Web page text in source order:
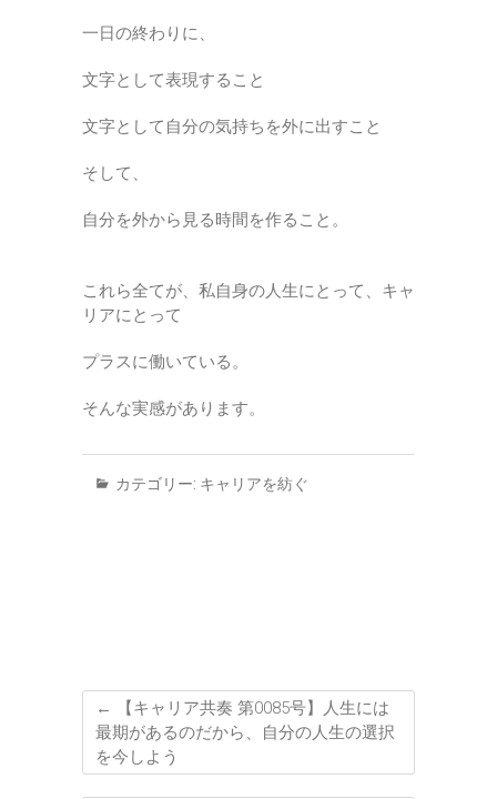
一日の終わりに、
文字として表現すること
文字として自分の気持ちを外に出すこと
そして、
自分を外から見る時間を作ること。
これら全てが、私自身の人生にとって、キャ
リアにとって
プラスに働いている。
そんな実感があります。
カテゴリー: キャリアを紡ぐ
←
【キャリア共奏 第0085号】人生には
最期があるのだから、自分の人生の選択
を今しよう